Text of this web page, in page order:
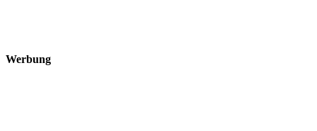
Werbung